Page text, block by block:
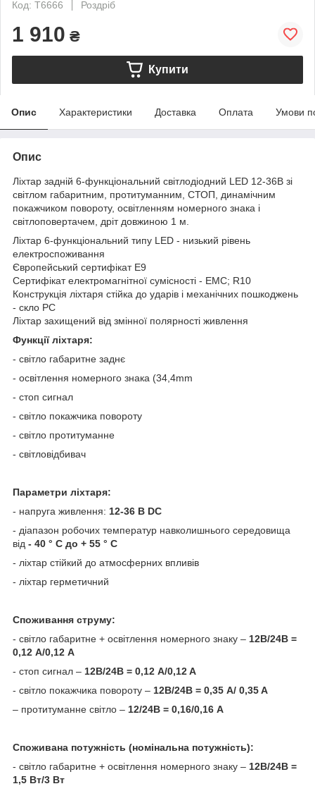
Код: T6666
Роздріб
1 910 ₴
Купити
Опис Характеристики Доставка Оплата Умови
Опис
Ліхтар задній 6-функціональний світлодіодний LED 12-36В зі
світлом габаритним, протитуманним, СТОП, динамічним
покажчиком повороту, освітленням номерного знака і
світлоповертачем, дріт довжиною 1 м.
Ліхтар 6-функціональний типу LED - низький рівень
електроспоживання
Європейський сертифікат E9
Сертифікат електромагнітної сумісності - EMC; R10
Конструкція ліхтаря стійка до ударів і механічних пошкоджень
- скло PC
Ліхтар захищений від змінної полярності живлення
Функції ліхтаря:
- світло габаритне заднє
- освітлення номерного знака (34,4mm
- стоп сигнал
- світло покажчика повороту
- світло протитуманне
- світловідбивач
Параметри ліхтаря:
- напруга живлення: 12-36 В DC
- діапазон робочих температур навколишнього середовища
від - 40 ° C до + 55 ° C
- ліхтар стійкий до атмосферних впливів
- ліхтар герметичний
Споживання струму:
- світло габаритне + освітлення номерного знаку – 12В/24В =
0,12 А/0,12 A
- стоп сигнал – 12В/24В = 0,12 A/0,12 A
- світло покажчика повороту – 12В/24В = 0,35 A/ 0,35 A
– протитуманне світло – 12/24В = 0,16/0,16 A
Споживана потужність (номінальна потужність):
- світло габаритне + освітлення номерного знаку – 12В/24В =
1,5 Вт/3 Вт